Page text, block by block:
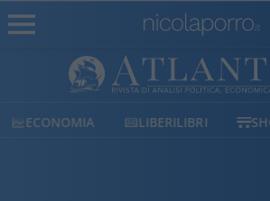
ECONOMIA LIBERILIBRI